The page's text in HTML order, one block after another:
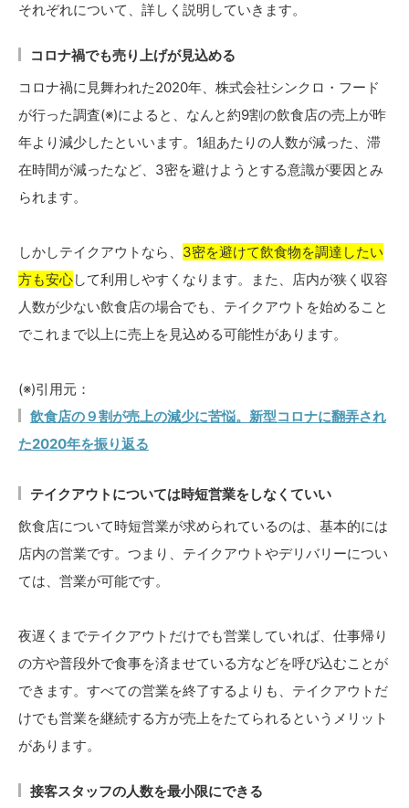
それぞれについて、詳しく説明していきます。
コロナ禍でも売り上げが見込める
コロナ禍に見舞われた2020年、株式会社シンクロ・フード
が行った調査(※)によると、なんと約9割の飲食店の売上が昨
年より減少したといいます。1組あたりの人数が減った、滞
在時間が減ったなど、3密を避けようとする意識が要因とみ
られます。
しかしテイクアウトなら、 3密を避けて飲食物を調達したい
方も安心して利用しやすくなります。また、店内が狭く収容
人数が少ない飲食店の場合でも、テイクアウトを始めること
でこれまで以上に売上を見込める可能性があります。
(※)引用元：
飲食店の９割が売上の減少に苦悩。新型コロナに翻弄され
た2020年を振り返る
テイクアウトについては時短営業をしなくていい
飲食店について時短営業が求められているのは、基本的には
店内の営業です。つまり、テイクアウトやデリバリーについ
ては、営業が可能です。
夜遅くまでテイクアウトだけでも営業していれば、仕事帰り
の方や普段外で食事を済ませている方などを呼び込むことが
できます。すべての営業を終了するよりも、テイクアウトだ
けでも営業を継続する方が売上をたてられるというメリット
があります。
接客スタッフの人数を最小限にできる